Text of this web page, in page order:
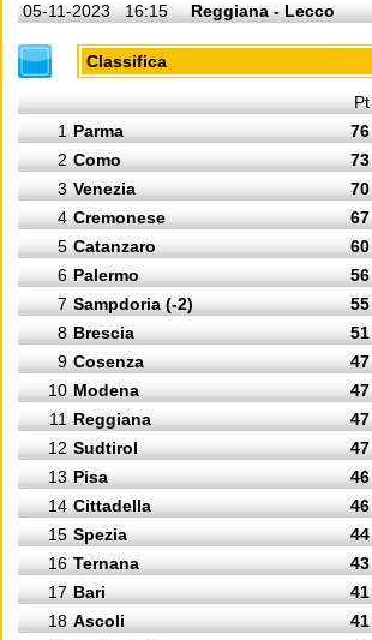
05-11-2023
16:15 Reggiana - Lecco
Classifica
Pt
1 Parma 76
2 Como 73
3 Venezia 70
4 Cremonese 67
5 Catanzaro 60
6 Palermo 56
7 Sampdoria (-2) 55
8 Brescia 51
9 Cosenza 47
10 Modena 47
11 Reggiana 47
12 Sudtirol 47
13 Pisa 46
14 Cittadella 46
15 Spezia 44
16 Ternana 43
17 Bari 41
18 Ascoli 41